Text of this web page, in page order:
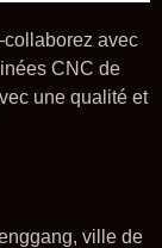
avec
CNC de
une qualité et
ville de